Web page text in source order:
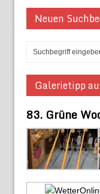
Neuen
Galerietipp
83. Grüne